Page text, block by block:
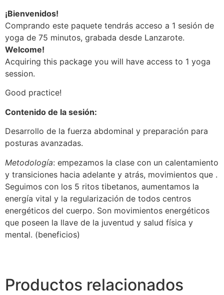
¡Bienvenidos!
Comprando este paquete tendrás acceso a 1 sesión de
yoga de 75 minutos, grabada desde Lanzarote.
Welcome!
Acquiring this package you will have access to 1 yoga
session.
Good practice!
Contenido de la sesión:
Desarrollo de la fuerza abdominal y preparación para
posturas avanzadas.
Metodología: empezamos la clase con un calentamiento
y transiciones hacia adelante y atrás, movimientos que .
Seguimos con los 5 ritos tibetanos, aumentamos la
energía vital y la regularización de todos centros
energéticos del cuerpo. Son movimientos energéticos
que poseen la llave de la juventud y salud física y
mental. (beneficios)
Productos relacionados